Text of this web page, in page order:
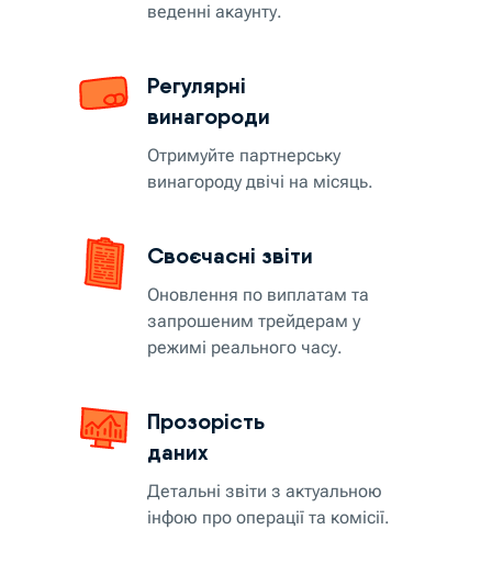
веденні акаунту.
Регулярні
винагороди
Отримуйте партнерську
винагороду двічі на місяць.
Своєчасні звіти
Оновлення по виплатам та
запрошеним трейдерам у
режимі реального часу.
Прозорість
даних
Детальні звіти з актуальною
інфою про операції та комісії.